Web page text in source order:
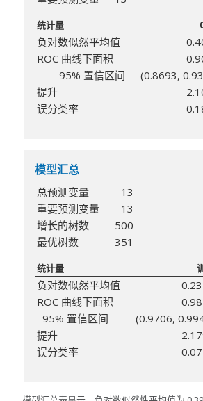
统计量
负对数似然平均值
ROC 曲线下面积
95% 置信区间
(0.8693,
提升
误分类率
模型汇总
总预测变量
13
重要预测变量
13
增长的树数
500
最优树数
351
统计量
负对数似然平均值
ROC 曲线下面积
95% 置信区间
(0.9706,
提升
误分类率